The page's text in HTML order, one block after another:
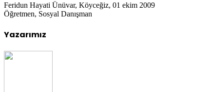
Feridun Hayati Ünüvar, Köyceğiz, 01 ekim 2009
Öğretmen, Sosyal Danışman
Yazarımız